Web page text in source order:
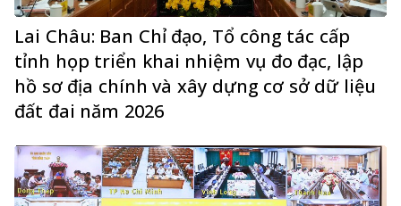
Lai Châu: Ban Chỉ đạo, Tổ công tác cấp
tỉnh họp triển khai nhiệm vụ đo đạc, lập
hồ sơ địa chính và xây dựng cơ sở dữ liệu
đất đai năm 2026